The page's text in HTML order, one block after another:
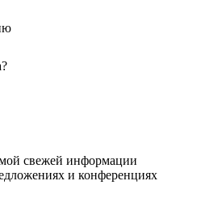
свежей информации
и конференциях